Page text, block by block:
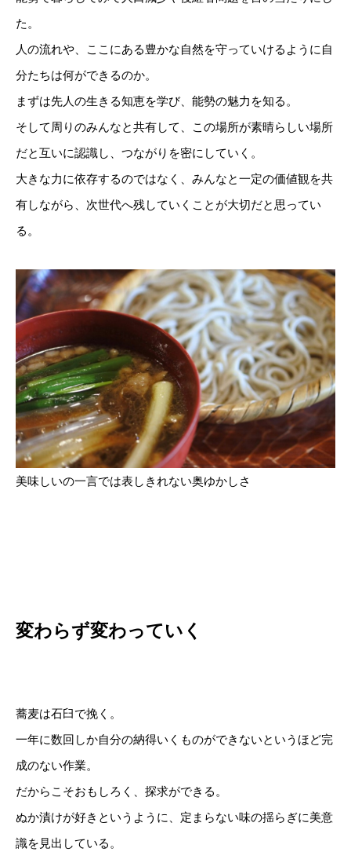
た。
人の流れや、ここにある豊かな自然を守っていけるように自
分たちは何ができるのか。
まずは先人の生きる知恵を学び、能勢の魅力を知る。
そして周りのみんなと共有して、この場所が素晴らしい場所
だと互いに認識し、つながりを密にしていく。
大きな力に依存するのではなく、みんなと一定の価値観を共
有しながら、次世代へ残していくことが大切だと思ってい
る。
美味しいの一言では表しきれない奥ゆかしさ
変わらず変わっていく
蕎麦は石臼で挽く。
一年に数回しか自分の納得いくものができないというほど完
成のない作業。
だからこそおもしろく、探求ができる。
ぬか漬けが好きというように、定まらない味の揺らぎに美意
識を見出している。